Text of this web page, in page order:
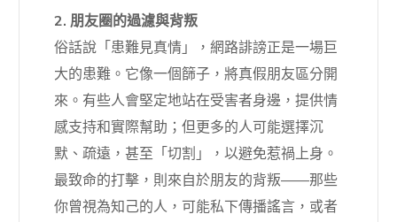
2. 朋友圈的過濾與背叛
俗話說「患難見真情」，網路誹謗正是一場巨
大的患難。它像一個篩子，將真假朋友區分開
來。有些人會堅定地站在受害者身邊，提供情
感支持和實際幫助；但更多的人可能選擇沉
默、疏遠，甚至「切割」，以避免惹禍上身。
最致命的打擊，則來自於朋友的背叛——那些
你曾視為知己的人，可能私下傳播謠言，或者